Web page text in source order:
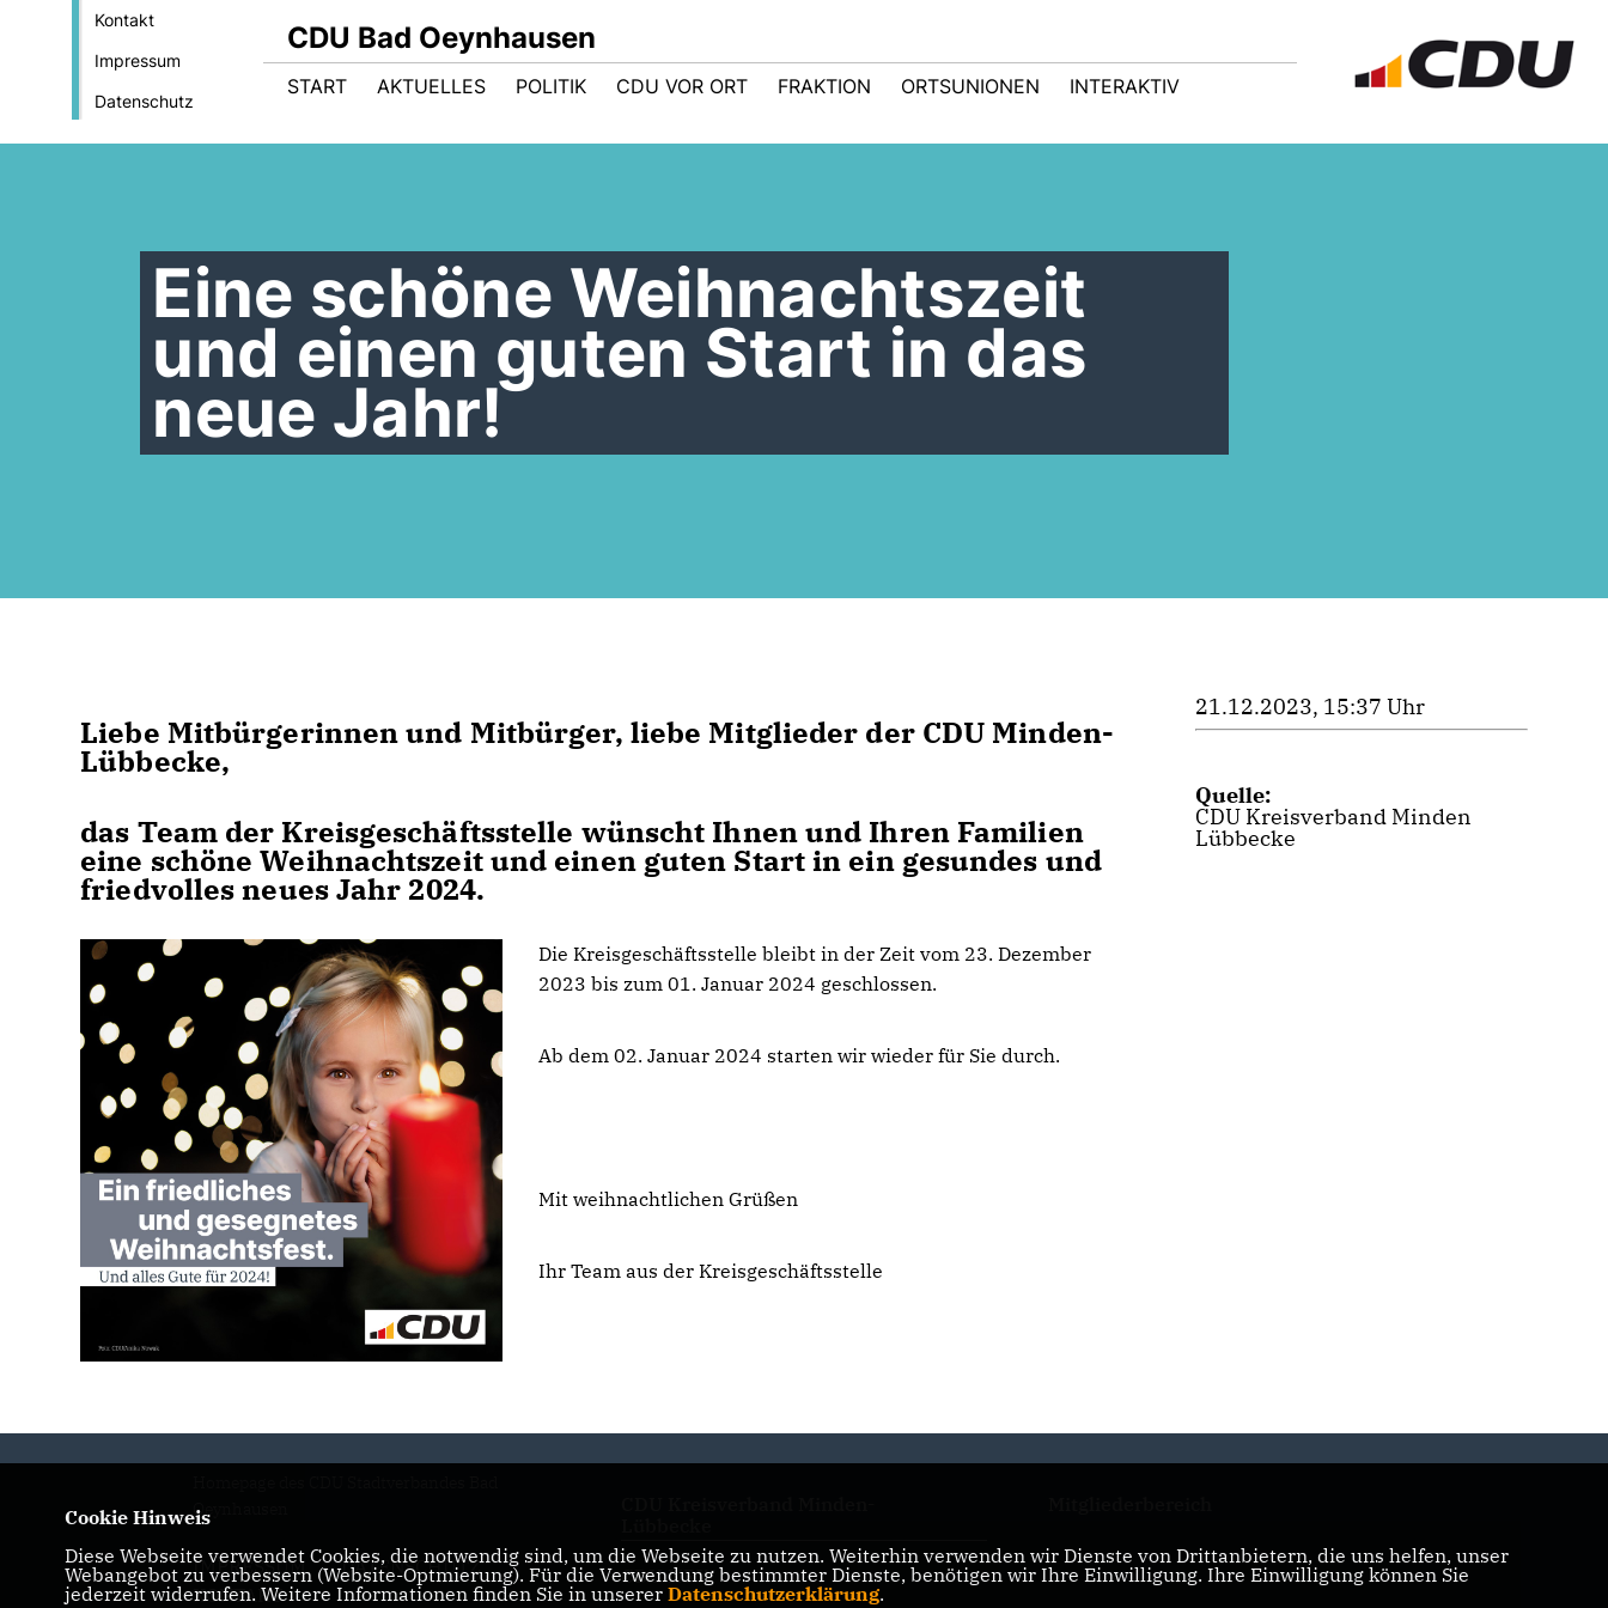
Kontakt
Impressum
Datenschutz
CDU Bad Oeynhausen
START AKTUELLES POLITIK CDU VOR ORT FRAKTION ORTSUNIONEN INTERAKTIV
Eine schöne Weihnachtszeit
und einen guten Start in das
neue Jahr!
Liebe Mitbürgerinnen und Mitbürger, liebe Mitglieder der CDU Minden-
Lübbecke,
das Team der Kreisgeschäftsstelle wünscht Ihnen und Ihren Familien
eine schöne Weihnachtszeit und einen guten Start in ein gesundes und
friedvolles neues Jahr 2024.
Die Kreisgeschäftsstelle bleibt in der Zeit vom 23. Dezember
2023 bis zum 01. Januar 2024 geschlossen.
Ab dem 02. Januar 2024 starten wir wieder für Sie durch.
Mit weihnachtlichen Grüßen
Ihr Team aus der Kreisgeschäftsstelle
21.12.2023, 15:37 Uhr
Quelle:
CDU Kreisverband Minden
Lübbecke
Oeynhausen
IMPRESSUM
DATENSCHUTZ
KONTAKT
CDU NRW
Cookie Hinweis
Diese Webseite verwendet Cookies, die notwendig sind, um die Webseite zu nutzen. Weiterhin verwenden wir Dienste von Drittanbietern, die uns helfen, unser
Webangebot zu verbessern (Website-Optmierung). Für die Verwendung bestimmter Dienste, benötigen wir Ihre Einwilligung. Ihre Einwilligung können Sie
jederzeit widerrufen. Weitere Informationen finden Sie in unserer Datenschutzerklärung.